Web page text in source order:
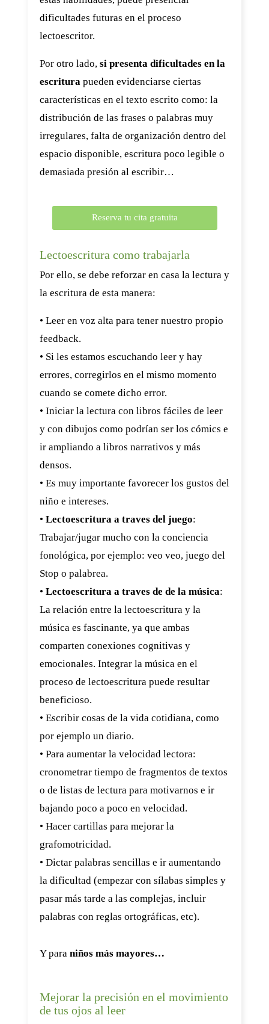
dificultades futuras en el proceso
lectoescritor.
Por otro lado, si presenta dificultades en la
escritura pueden evidenciarse ciertas
características en el texto escrito como: la
distribución de las frases o palabras muy
irregulares, falta de organización dentro del
espacio disponible, escritura poco legible o
demasiada presión al escribir…
Reserva tu cita gratuita
Lectoescritura como trabajarla
Por ello, se debe reforzar en casa la lectura y
la escritura de esta manera:
• Leer en voz alta para tener nuestro propio
feedback.
• Si les estamos escuchando leer y hay
errores, corregirlos en el mismo momento
cuando se comete dicho error.
• Iniciar la lectura con libros fáciles de leer
y con dibujos como podrían ser los cómics e
ir ampliando a libros narrativos y más
densos.
• Es muy importante favorecer los gustos del
niño e intereses.
• Lectoescritura a traves del juego:
Trabajar/jugar mucho con la conciencia
fonológica, por ejemplo: veo veo, juego del
Stop o palabrea.
• Lectoescritura a traves de de la música:
La relación entre la lectoescritura y la
música es fascinante, ya que ambas
comparten conexiones cognitivas y
emocionales. Integrar la música en el
proceso de lectoescritura puede resultar
beneficioso.
• Escribir cosas de la vida cotidiana, como
por ejemplo un diario.
• Para aumentar la velocidad lectora:
cronometrar tiempo de fragmentos de textos
o de listas de lectura para motivarnos e ir
bajando poco a poco en velocidad.
• Hacer cartillas para mejorar la
grafomotricidad.
• Dictar palabras sencillas e ir aumentando
la dificultad (empezar con sílabas simples y
pasar más tarde a las complejas, incluir
palabras con reglas ortográficas, etc).
Y para niños más mayores…
Mejorar la precisión en el movimiento
de tus ojos al leer